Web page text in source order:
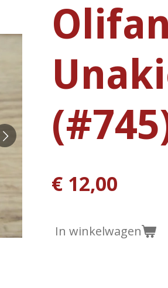
€ 12,00
In winkelwagen